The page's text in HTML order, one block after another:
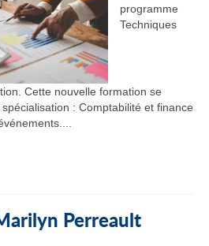
programme
Techniques
Cette nouvelle formation se
: Comptabilité et finance
Perreault